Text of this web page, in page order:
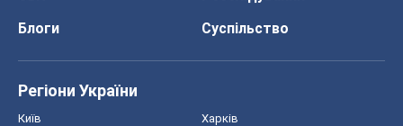
Блоги
Суспільство
Регіони України
Київ Харків